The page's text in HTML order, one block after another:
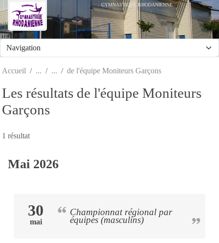
GYMNASTIQUE RHODANIENNE
Accueil de l'équipe Moniteurs Garçons
Les résultats de l'équipe Moniteurs
Garçons
1 résultat
Mai 2026
30
mai
Championnat régional par
équipes (masculins)
Panneau de gestion des cookies